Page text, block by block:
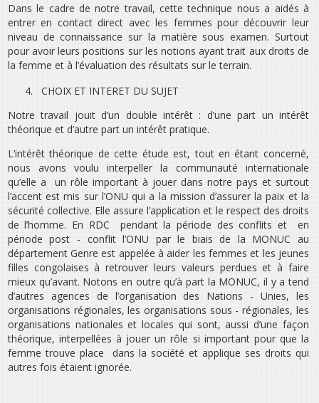
Dans le cadre de notre travail, cette technique nous a aidés à
entrer en contact direct avec les femmes pour découvrir leur
niveau de connaissance sur la matière sous examen. Surtout
pour avoir leurs positions sur les notions ayant trait aux droits de
la femme et à l’évaluation des résultats sur le terrain.
4.
CHOIX ET INTERET DU SUJET
Notre travail jouit d’un double intérêt : d’une part un intérêt
théorique et d’autre part un intérêt pratique.
L’intérêt théorique de cette étude est, tout en étant concerné,
nous avons voulu interpeller la communauté internationale
qu’elle a un rôle important à jouer dans notre pays et surtout
l’accent est mis sur l’ONU qui a la mission d’assurer la paix et la
sécurité collective. Elle assure l’application et le respect des droits
de l’homme. En RDC pendant la période des conflits et en
période post - conflit l’ONU par le biais de la MONUC au
département Genre est appelée à aider les femmes et les jeunes
filles congolaises à retrouver leurs valeurs perdues et à faire
mieux qu’avant. Notons en outre qu’à part la MONUC, il y a tend
d’autres agences de l’organisation des Nations - Unies, les
organisations régionales, les organisations sous - régionales, les
organisations nationales et locales qui sont, aussi d’une façon
théorique, interpellées à jouer un rôle si important pour que la
femme trouve place dans la société et applique ses droits qui
autres fois étaient ignorée.